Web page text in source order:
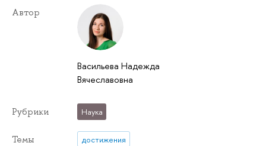
Автор
Васильева Надежда
Вячеславовна
Рубрики Наука
Темы
достижения